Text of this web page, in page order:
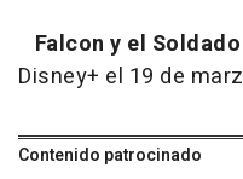
Falcon y el
Disney+ el 19 de
Contenido patrocinado